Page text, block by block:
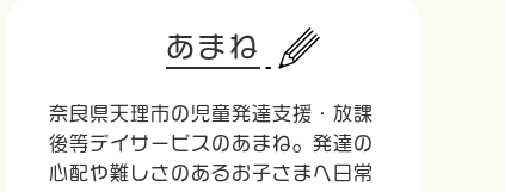
あまね
奈良県天理市の児童発達支援・放課
後等デイサービスのあまね。発達の
心配や難しさのあるお子さまへ日常